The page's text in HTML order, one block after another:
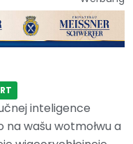
inteligence
wašu wotmołwu a